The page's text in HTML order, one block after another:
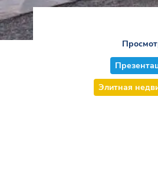
Элитная